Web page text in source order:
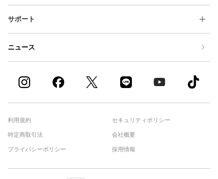
サポート
ニュース
利用規約
特定商取引法
プライバシーポリシー
セキュリティポリシー
会社概要
採用情報